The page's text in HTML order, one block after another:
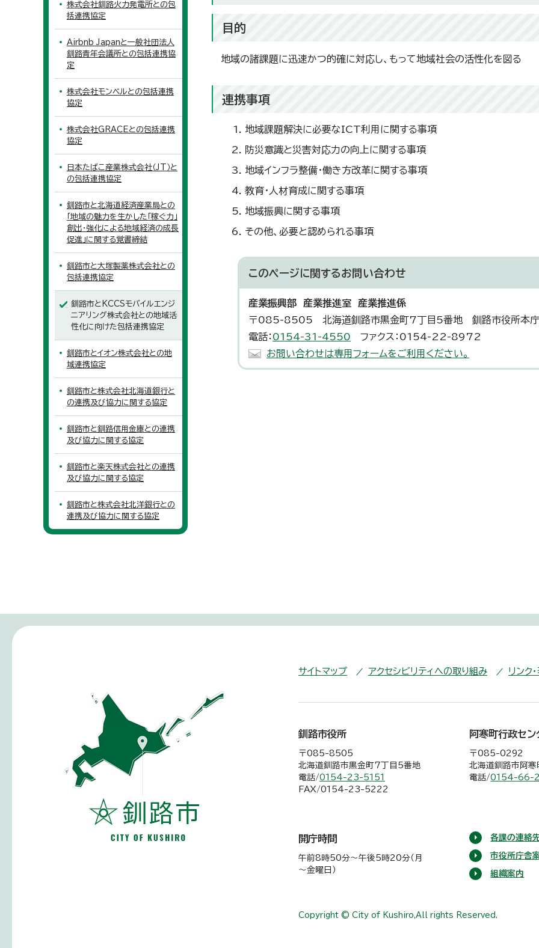
目的
地域の諸課題に迅速かつ的確に対応し、もって地域社会の活性化を図る
連携事項
地域課題解決に必要なICT利用に関する事項
防災意識と災害対応力の向上に関する事項
地域インフラ整備・働き方改革に関する事項
教育・人材育成に関する事項
地域振興に関する事項
その他、必要と認められる事項
このページに関するお問い合わせ
産業振興部 産業推進室 産業推進係
〒085-8505 北海道釧路市黒金町7丁目5番地 釧路市役所本
電話： 0154-31-4550 ファクス：0154-22-8972
お問い合わせは専用フォームをご利用ください。
株式会社釧路火力発電所との包
括連携協定
Airbnb Japanと一般社団法人
釧路青年会議所との包括連携協
定
株式会社モンベルとの包括連携
協定
株式会社GRACEとの包括連携
協定
日本たばこ産業株式会社（JT）と
の包括連携協定
釧路市と北海道経済産業局との
「地域の魅力を生かした「稼ぐ力」
創出・強化による地域経済の成長
促進」に関する覚書締結
釧路市と大塚製薬株式会社との
包括連携協定
釧路市とKCCSモバイルエンジ
ニアリング株式会社との地域活
性化に向けた包括連携協定
釧路市とイオン株式会社との地
域連携協定
釧路市と株式会社北海道銀行と
の連携及び協力に関する協定
釧路市と釧路信用金庫との連携
及び協力に関する協定
釧路市と楽天株式会社との連携
及び協力に関する協定
釧路市と株式会社北洋銀行との
連携及び協力に関する協定
サイトマップ アクセシビリティへの取り組み リンク
釧路市役所
〒085-8505
北海道釧路市黒金町7丁目5番地
電話/0154-23-5151
FAX/0154-23-5222
阿寒町行政セン
〒085-0292
北海道釧路市阿
電話/0154-66-
開庁時間
午前8時50分～午後5時20分（月
～金曜日）
各課の連絡
市役所庁舎
組織案内
Copyright © City of Kushiro,All rights Reserved.